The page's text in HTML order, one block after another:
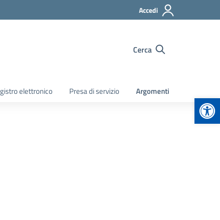
Accedi
Cerca
elettronico Presa di servizio Argomenti